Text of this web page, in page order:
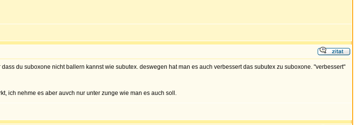
du suboxone nicht ballern kannst wie subutex. deswegen hat man es auch verbessert das subutex zu suboxone. "verbessert"
ich nehme es aber auvch nur unter zunge wie man es auch soll.